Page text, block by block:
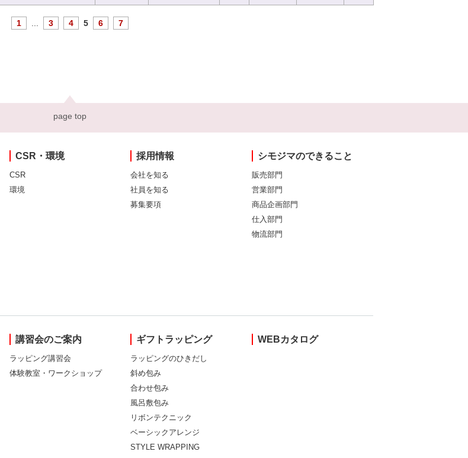
1 3 4 5 6 7
page top
CSR・環境
CSR
環境
採用情報
会社を知る
社員を知る
募集要項
シモジマのできること
販売部門
営業部門
商品企画部門
仕入部門
物流部門
講習会のご案内
ラッピング講習会
体験教室・ワークショップ
ギフトラッピング
ラッピングのひきだし
斜め包み
合わせ包み
風呂敷包み
リボンテクニック
ベーシックアレンジ
STYLE WRAPPING
WEBカタログ